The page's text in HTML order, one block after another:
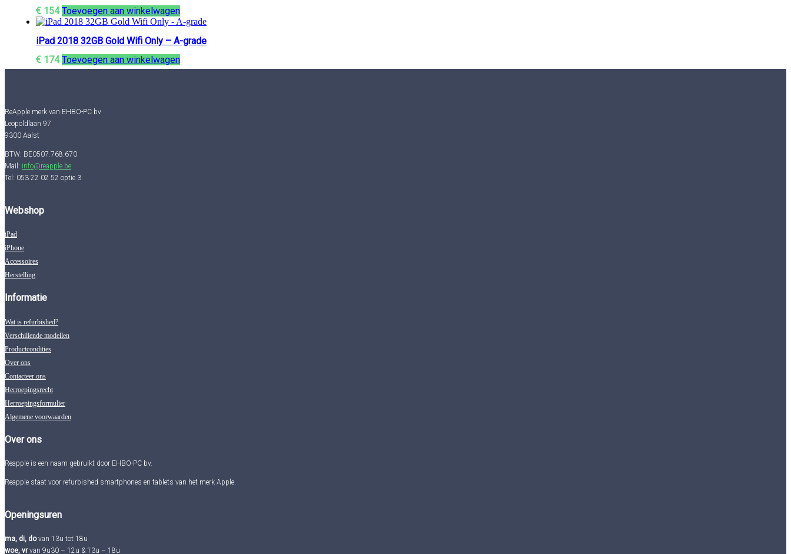
€ 154 Toevoegen aan winkelwagen
iPad 2018 32GB Gold Wifi Only – A-grade
€ 174 Toevoegen aan winkelwagen
ReApple merk van EHBO-PC bv
Leopoldlaan 97
9300 Aalst
BTW: BE0507.768.670
Mail: info@reapple.be
Tel: 053 22 02 52 optie 3
Webshop
iPad
iPhone
Accessoires
Herstelling
Informatie
Wat is refurbished?
Verschillende modellen
Productcondities
Over ons
Contacteer ons
Herroepingsrecht
Herroepingsformulier
Algemene voorwaarden
Over ons
Reapple is een naam gebruikt door EHBO-PC bv.
Reapple staat voor refurbished smartphones en tablets van het merk Apple.
Openingsuren
ma, di, dovan 13u tot 18u
woe, vrvan 9u30 – 12u & 13u – 18u